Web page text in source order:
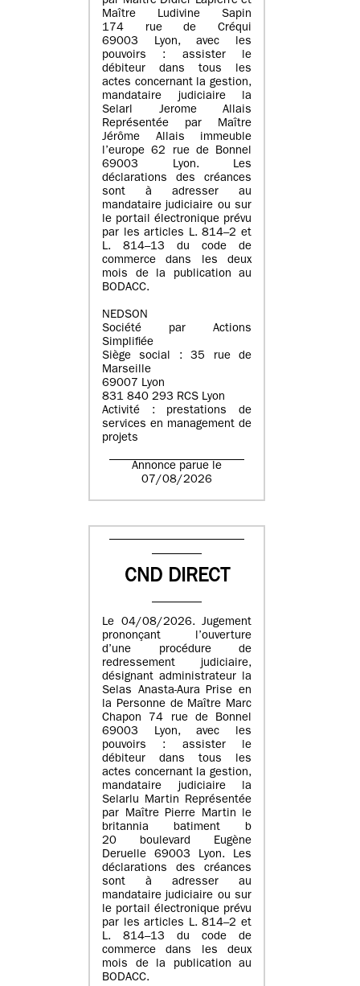
Maître Ludivine Sapin
174 rue de Créqui
69003 Lyon, avec les
pouvoirs : assister le
débiteur dans tous les
actes concernant la gestion,
mandataire judiciaire la
Selarl Jerome Allais
Représentée par Maître
Jérôme Allais immeuble
l’europe 62 rue de Bonnel
69003 Lyon. Les
déclarations des créances
sont à adresser au
mandataire judiciaire ou sur
le portail électronique prévu
par les articles L. 814–2 et
L. 814–13 du code de
commerce dans les deux
mois de la publication au
BODACC.
NEDSON
Société par Actions
Simplifiée
Siège social : 35 rue de
Marseille
69007 Lyon
831 840 293 RCS Lyon
Activité : prestations de
services en management de
projets
Annonce parue le
07/08/2026
CND DIRECT
Le 04/08/2026. Jugement
prononçant l’ouverture
d’une procédure de
redressement judiciaire,
désignant administrateur la
Selas Anasta-Aura Prise en
la Personne de Maître Marc
Chapon 74 rue de Bonnel
69003 Lyon, avec les
pouvoirs : assister le
débiteur dans tous les
actes concernant la gestion,
mandataire judiciaire la
Selarlu Martin Représentée
par Maître Pierre Martin le
britannia batiment b
20 boulevard Eugène
Deruelle 69003 Lyon. Les
déclarations des créances
sont à adresser au
mandataire judiciaire ou sur
le portail électronique prévu
par les articles L. 814–2 et
L. 814–13 du code de
commerce dans les deux
mois de la publication au
BODACC.